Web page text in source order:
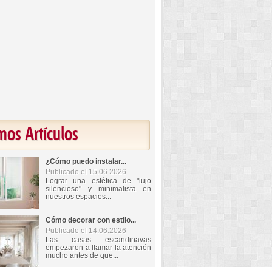
Artículos
¿Cómo puedo instalar...
Publicado el 15.06.2026
Lograr una estética de "lujo
silencioso" y minimalista en
nuestros espacios...
Cómo decorar con estilo...
Publicado el 14.06.2026
Las casas escandinavas
empezaron a llamar la atención
mucho antes de que...